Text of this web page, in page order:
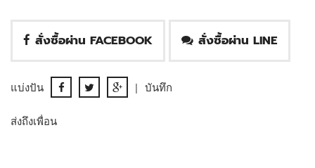
สั่งซื้อผ่าน FACEBOOK สั่งซื้อผ่าน LINE
แบ่งปัน | บันทึก
ส่งถึงเพื่อน